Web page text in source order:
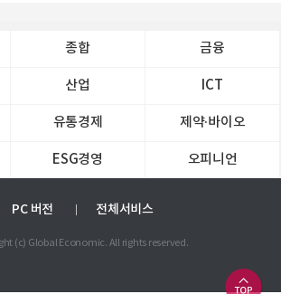
종합 금융
산업 ICT
유통경제 제약∙바이오
ESG경영 오피니언
PC 버전 전체서비스
(c) Global Economic. All rights reserved.